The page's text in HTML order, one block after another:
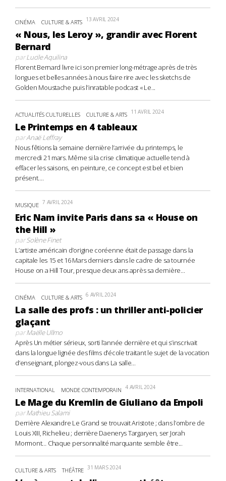
CINÉMA CULTURE & ARTS 13 AVRIL 2024
« Nous, les Leroy », grandir avec Florent
Bernard
parLucile Aquilina
Florent Bernard livre ici son premier long-métrage après de très
longues et belles années à nous faire rire avec les sketchs de
Golden Moustache puis l’inratable podcast « Le...
ACTUALITÉS CULTURELLES CULTURE & ARTS 11 AVRIL 2024
Le Printemps en 4 tableaux
parAnaë Leffray
Nous fêtions la semaine dernière l’arrivée du printemps, le
mercredi 21 mars. Même si la crise climatique actuelle tend à
effacer les saisons, en peinture, ce concept est bel et bien
présent....
MUSIQUE 7 AVRIL 2024
Eric Nam invite Paris dans sa « House on
the Hill »
parSolène Finet
L’artiste américain d’origine coréenne était de passage dans la
capitale les 15 et 16 Mars derniers dans le cadre de sa tournée
House on a Hill Tour, presque deux ans après sa dernière...
CINÉMA CULTURE & ARTS 6 AVRIL 2024
La salle des profs : un thriller anti-policier
glaçant
parMaëlle Ullmo
Après Un métier sérieux, sorti l’année dernière et qui s’inscrivait
dans la longue lignée des films d’école traitant le sujet de la vocation
d’enseignant, plongez-vous dans La salle...
INTERNATIONAL MONDE CONTEMPORAIN 4 AVRIL 2024
Le Mage du Kremlin de Giuliano da Empoli
parMathieu Salami
Derrière Alexandre Le Grand se trouvait Aristote ; dans l’ombre de
Louis XIII, Richelieu ; derrière Daenerys Targaryen, ser Jorah
Mormont… Chaque personnalité marquante semble être...
CULTURE & ARTS THÉÂTRE 31 MARS 2024